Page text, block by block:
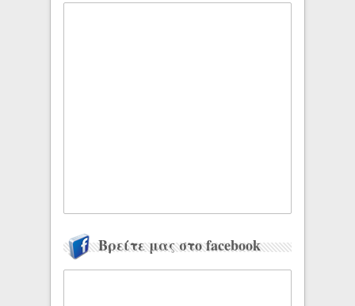
Βρείτε μας στο facebook